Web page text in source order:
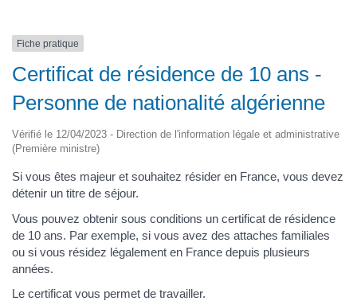
Fiche pratique
Certificat de résidence de 10 ans -
Personne de nationalité algérienne
Vérifié le 12/04/2023 - Direction de l'information légale et administrative
(Première ministre)
Si vous êtes majeur et souhaitez résider en France, vous devez
détenir un titre de séjour.
Vous pouvez obtenir sous conditions un certificat de résidence
de 10 ans. Par exemple, si vous avez des attaches familiales
ou si vous résidez légalement en France depuis plusieurs
années.
Le certificat vous permet de travailler.